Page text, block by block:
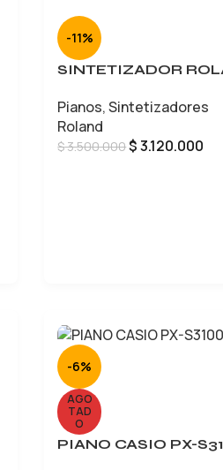
-11%
SINTETIZADOR
Pianos,Sintetizadores
Roland
$3.500.000$3.120.000
-6%
AGO
TAD
O
PIANO CASIO PX-